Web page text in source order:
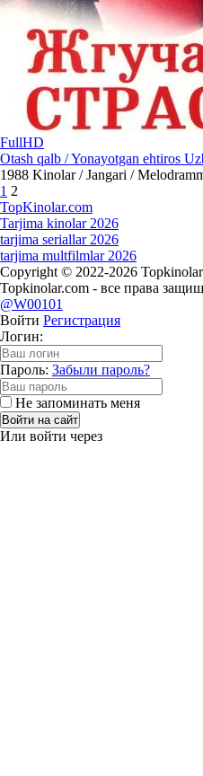
FullHD
Otash qalb / Yonayotgan ehtiros
1988 Kinolar / Jangari /
1 2
TopKinolar.com
Tarjima kinolar 2026
tarjima seriallar 2026
tarjima multfilmlar 2026
Copyright © 2022-2026
Topkinolar.com - все права
@W00101
Войти Регистрация
Логин:
Пароль: Забыли пароль?
Не запоминать меня
Войти на сайт
Или войти через